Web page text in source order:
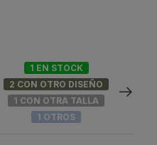
1 EN STOCK
2 CON OTRO DISEÑO
1 CON OTRA TALLA
1 OTROS